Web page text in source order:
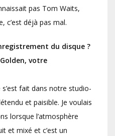
pas Tom Waits,
c’est déjà pas mal.
du disque ?
votre
fait dans notre studio-
et paisible. Je voulais
lorsque l’atmosphère
et mixé et c’est un